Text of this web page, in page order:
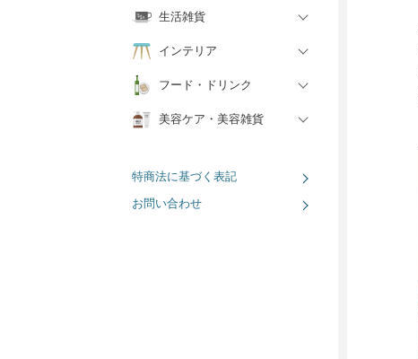
生活雑貨
インテリア
フード・ドリンク
美容ケア・美容雑貨
特商法に基づく表記
お問い合わせ